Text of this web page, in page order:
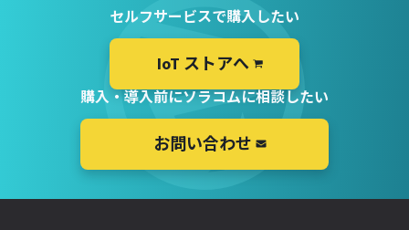
セルフサービスで購入したい
IoT ストアへ
購入・導入前にソラコムに相談したい
お問い合わせ